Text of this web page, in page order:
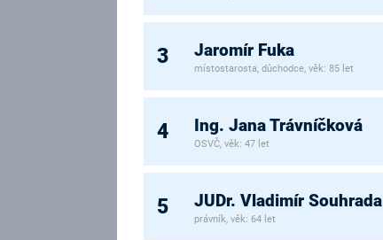
3 Jaromír Fuka
místostarosta, důchodce, věk: 85 let
4 Ing. Jana Trávníčková
OSVČ, věk: 47 let
5 JUDr. Vladimír Souhrada
právník, věk: 64 let